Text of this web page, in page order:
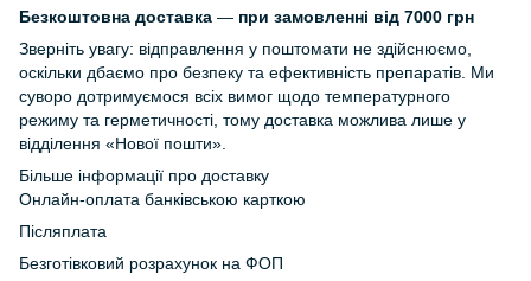
Безкоштовна доставка — при замовленні від 7000 грн
Зверніть увагу: відправлення у поштомати не здійснюємо,
оскільки дбаємо про безпеку та ефективність препаратів. Ми
суворо дотримуємося всіх вимог щодо температурного
режиму та герметичності, тому доставка можлива лише у
відділення «Нової пошти».
Більше інформації про доставку
Онлайн-оплата банківською карткою
Післяплата
Безготівковий розрахунок на ФОП